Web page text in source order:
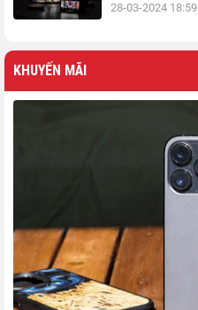
28-03-2024 18:59
KHUYẾN MÃI